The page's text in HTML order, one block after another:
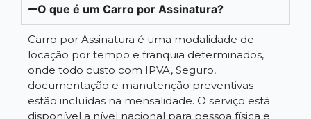
O que é um Carro por Assinatura?
Carro por Assinatura é uma modalidade de
locação por tempo e franquia determinados,
onde todo custo com IPVA, Seguro,
documentação e manutenção preventivas
estão incluídas na mensalidade. O serviço está
disponível a nível nacional para pessoa física e